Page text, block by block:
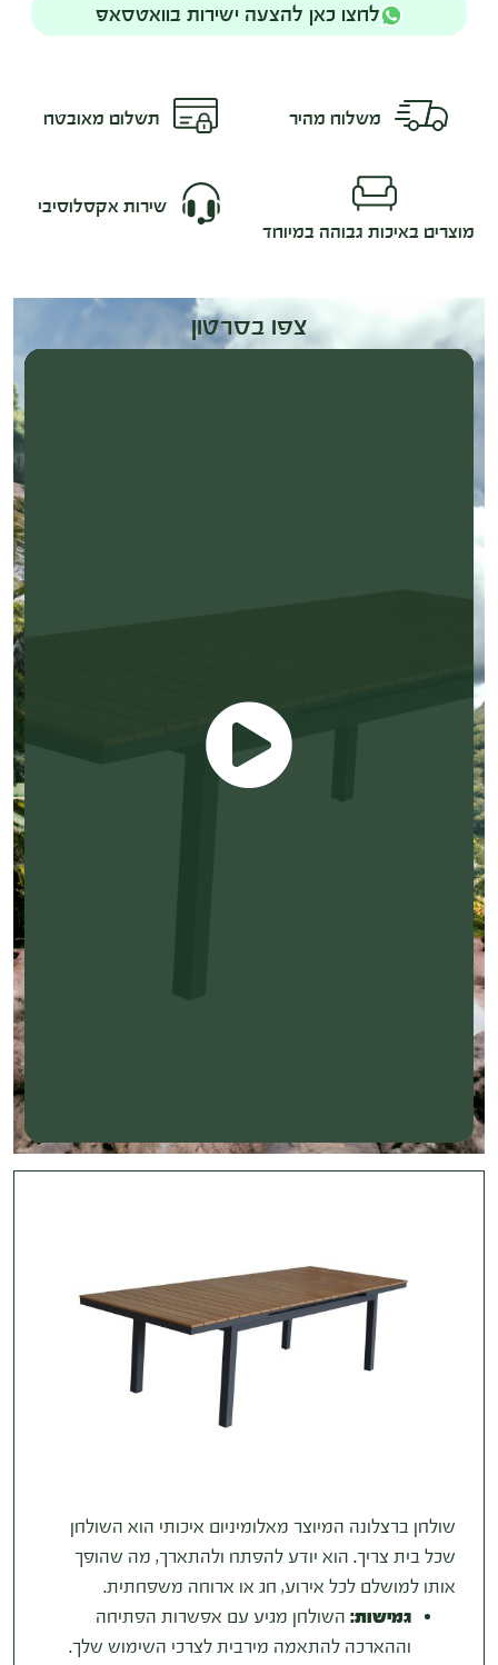
לחצו כאן להצעה ישירות בוואטסאפ
משלוח מהיר תשלום מאובטח
מוצרים באיכות גבוהה במיוחד
שירות אקסלוסיבי
צפו בסרטון
שולחן ברצלונה המיוצר מאלומיניום איכותי הוא השולחן
שכל בית צריך. הוא יודע להפתח ולהתארך, מה שהופך
אותו למושלם לכל אירוע, חג או ארוחה משפחתית.
גמישות: השולחן מגיע עם אפשרות הפתיחה
וההארכה להתאמה מירבית לצרכי השימוש שלך.